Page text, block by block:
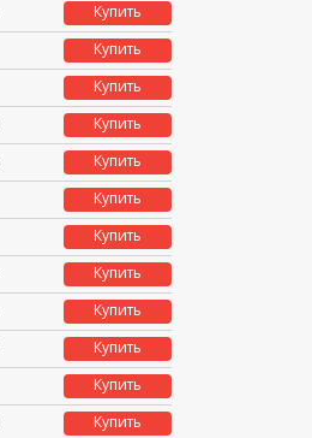
Купить
Купить
Купить
Купить
Купить
Купить
Купить
Купить
Купить
Купить
Купить
Купить